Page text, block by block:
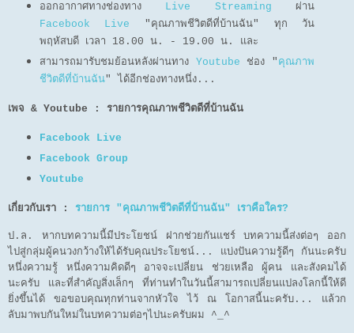
ออกอากาศทางช่องทาง Live Streaming ผ่าน
Facebook Live "คุณภาพชีวิตดีที่บ้านฉัน" ทุก วัน
พฤหัสบดี เวลา 18.00 น. - 19.00 น.
และ
สามารถมารับชมย้อนหลังผ่านทาง Youtube ช่อง " คุณภาพ
ชีวิตดีที่บ้านฉัน" ได้อีกช่องทางหนึ่ง...
เพจ & Youtube : รายการคุณภาพชีวิตดีที่บ้านฉัน
Facebook Live
Facebook Group
Youtube
เกี่ยวกับเรา : รายการ "คุณภาพชีวิตดีที่บ้านฉัน" เราคือใคร?
ป.ล. หากบทความนี้มีประโยชน์ ฝากช่วยกันแชร์ บทความนี้ส่งต่อๆ ออก
ไปสู่กลุ่มผู้คนวงกว้างให้ได้รับคุณประโยชน์... แบ่งปันความรู้ดีๆ กันนะครับ
หนึ่งความรู้ หนึ่งความคิดดีๆ อาจจะเปลี่ยน ช่วยเหลือ ผู้คน และสังคมได้
นะครับ และที่สำคัญสิ่งเล็กๆ ที่ท่านทำในวันนี้สามารถเปลี่ยนแปลงโลกนี้ให้ดี
ยิ่งขึ้นได้ ขอขอบคุณทุกท่านจากหัวใจ ไว้ ณ โอกาสนี้นะครับ... แล้วก
ลับมาพบกันใหม่ในบทความต่อๆไปนะครับผม ^_^